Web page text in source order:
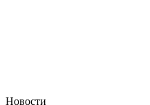
Новости